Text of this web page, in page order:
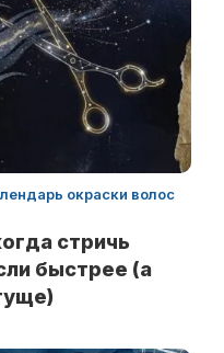
окраски волос
стричь
быстрее (а